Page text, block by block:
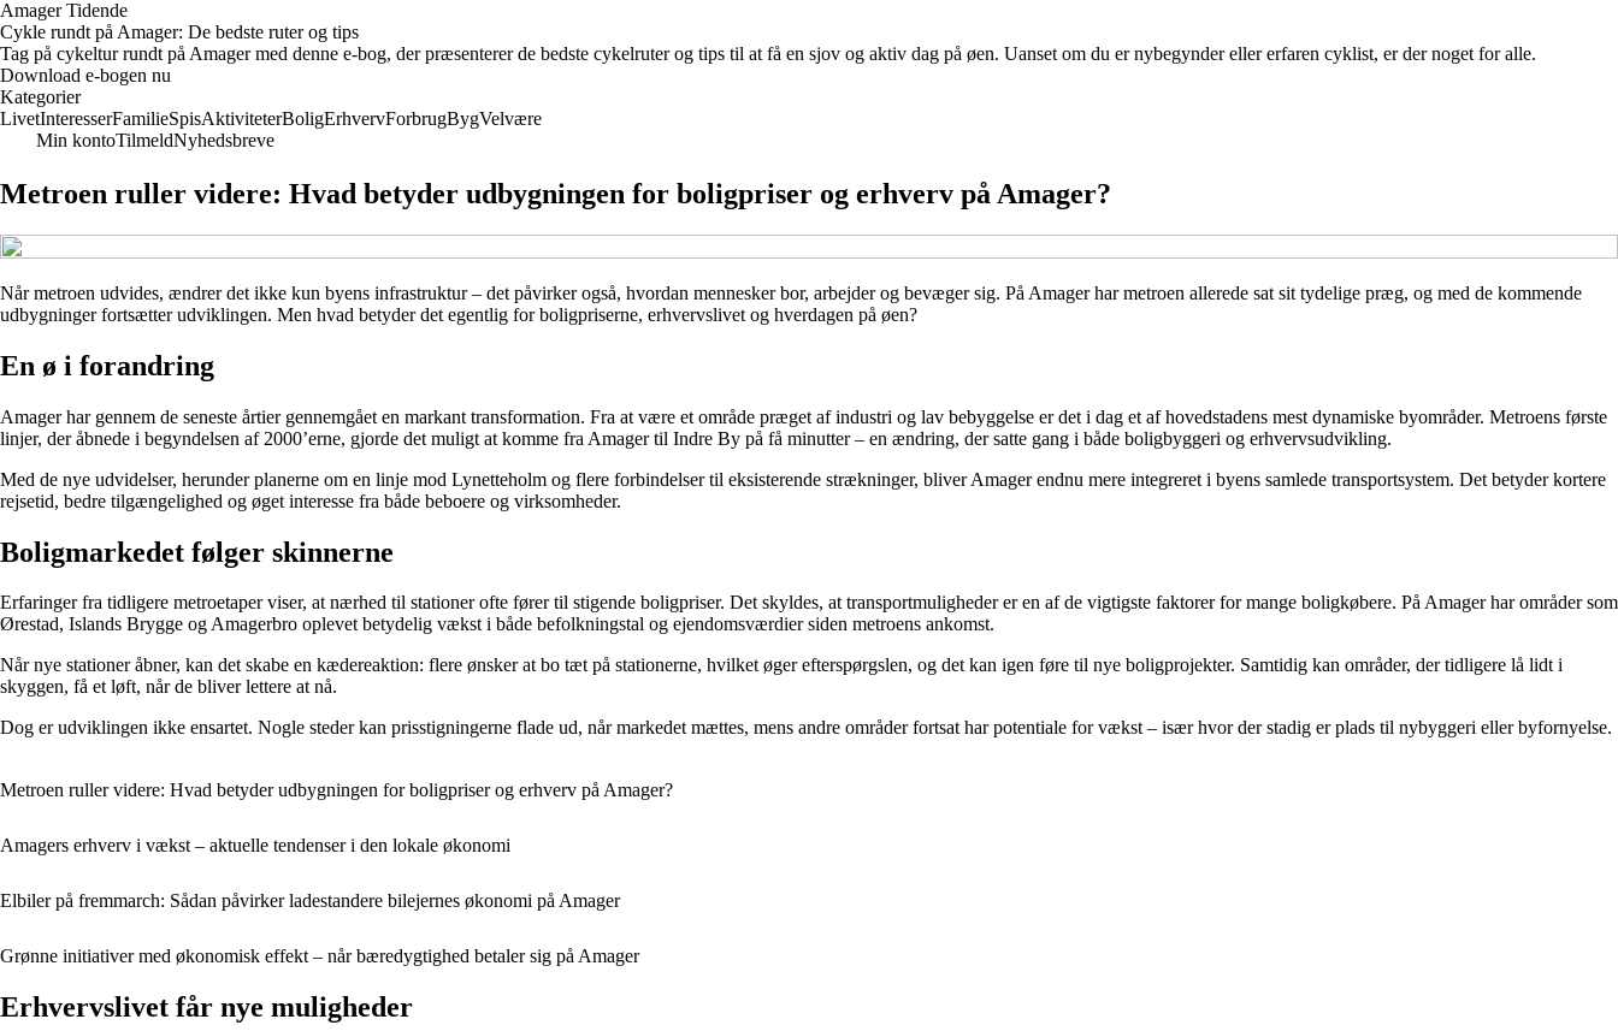
Amager Tidende
Cykle rundt på Amager: De bedste ruter og tips
Tag på cykeltur rundt på Amager med denne e-bog, der præsenterer de bedste cykelruter og tips til at få en sjov og aktiv dag på øen. Uanset om du er nybegynder eller erfaren cyklist, er der noget for alle.
Download e-bogen nu
Kategorier
LivetInteresserFamilieSpisAktiviteterBoligErhvervForbrugBygVelvære
Min kontoTilmeldNyhedsbreve
Metroen ruller videre: Hvad betyder udbygningen for boligpriser og erhverv på Amager?
Når metroen udvides, ændrer det ikke kun byens infrastruktur – det påvirker også, hvordan mennesker bor, arbejder og bevæger sig. På Amager har metroen allerede sat sit tydelige præg, og med de kommende
udbygninger fortsætter udviklingen. Men hvad betyder det egentlig for boligpriserne, erhvervslivet og hverdagen på øen?
En ø i forandring
Amager har gennem de seneste årtier gennemgået en markant transformation. Fra at være et område præget af industri og lav bebyggelse er det i dag et af hovedstadens mest dynamiske byområder. Metroens første
linjer, der åbnede i begyndelsen af 2000’erne, gjorde det muligt at komme fra Amager til Indre By på få minutter – en ændring, der satte gang i både boligbyggeri og erhvervsudvikling.
Med de nye udvidelser, herunder planerne om en linje mod Lynetteholm og flere forbindelser til eksisterende strækninger, bliver Amager endnu mere integreret i byens samlede transportsystem. Det betyder kortere
rejsetid, bedre tilgængelighed og øget interesse fra både beboere og virksomheder.
Boligmarkedet følger skinnerne
Erfaringer fra tidligere metroetaper viser, at nærhed til stationer ofte fører til stigende boligpriser. Det skyldes, at transportmuligheder er en af de vigtigste faktorer for mange boligkøbere. På Amager har områder som
Ørestad, Islands Brygge og Amagerbro oplevet betydelig vækst i både befolkningstal og ejendomsværdier siden metroens ankomst.
Når nye stationer åbner, kan det skabe en kædereaktion: flere ønsker at bo tæt på stationerne, hvilket øger efterspørgslen, og det kan igen føre til nye boligprojekter. Samtidig kan områder, der tidligere lå lidt i
skyggen, få et løft, når de bliver lettere at nå.
Dog er udviklingen ikke ensartet. Nogle steder kan prisstigningerne flade ud, når markedet mættes, mens andre områder fortsat har potentiale for vækst – især hvor der stadig er plads til nybyggeri eller byfornyelse.
Metroen ruller videre: Hvad betyder udbygningen for boligpriser og erhverv på Amager?
Amagers erhverv i vækst – aktuelle tendenser i den lokale økonomi
Elbiler på fremmarch: Sådan påvirker ladestandere bilejernes økonomi på Amager
Grønne initiativer med økonomisk effekt – når bæredygtighed betaler sig på Amager
Erhvervslivet får nye muligheder